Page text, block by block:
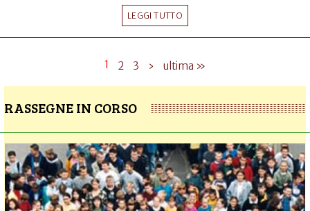
LEGGI TUTTO
1 2 3 › ultima »
RASSEGNE IN CORSO